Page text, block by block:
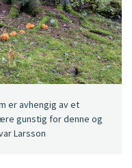
er avhengig av et
gunstig for denne og
Larsson